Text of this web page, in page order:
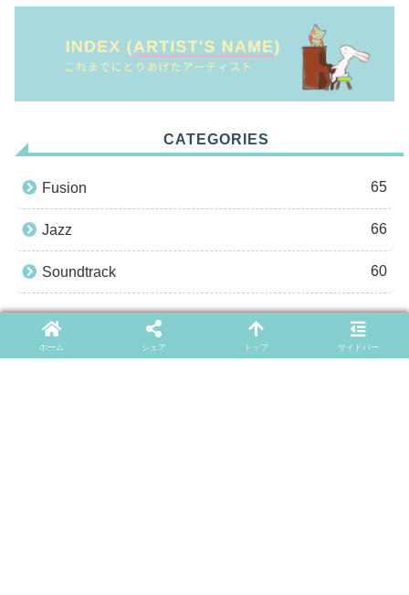
CATEGORIES
Fusion 65
Jazz 66
Soundtrack 60
ARCHIVES
ホーム シェア トップ サイドバー